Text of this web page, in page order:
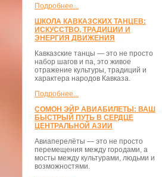
Подробнее...
ШКОЛА КАВКАЗСКИХ ТАНЦЕВ:
ИСКУССТВО, ТРАДИЦИИ И
ЭНЕРГИЯ ДВИЖЕНИЯ
Кавказские танцы — это не просто
набор шагов и па, это живое
отражение культуры, традиций и
характера народов Кавказа.
Подробнее...
СОМОН ЭЙР АВИАБИЛЕТЫ: ВАШ
БЫСТРЫЙ ПУТЬ В СЕРДЦЕ
ЦЕНТРАЛЬНОЙ АЗИИ
Авиаперелёты — это не просто
перемещения между городами, а
мосты между культурами, людьми и
возможностями.